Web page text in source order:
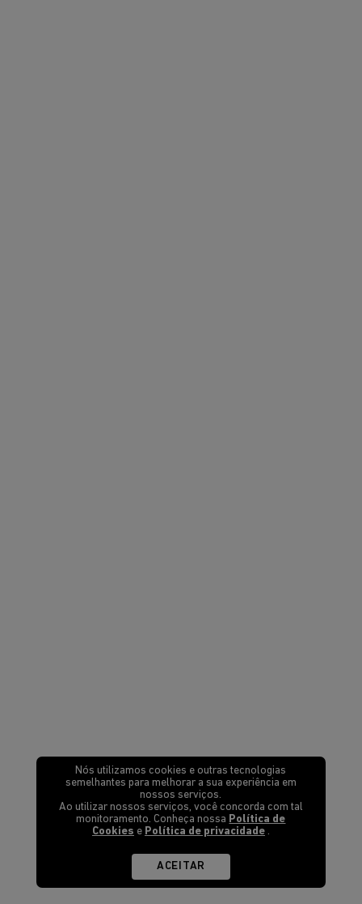
Nós utilizamos cookies e outras tecnologias
semelhantes para melhorar a sua experiência em
nossos serviços.
Ao utilizar nossos serviços, você concorda com tal
monitoramento. Conheça nossa Política de
Cookies e Política de privacidade.
ACEITAR